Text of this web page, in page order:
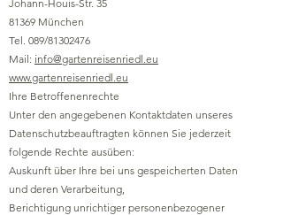
Johann-Houis-Str. 35
81369 München
Tel. 089/81302476
Mail: info@gartenreisenriedl.eu
www.gartenreisenriedl.eu
Ihre Betroffenenrechte
Unter den angegebenen Kontaktdaten unseres
Datenschutzbeauftragten können Sie jederzeit
folgende Rechte ausüben:
Auskunft über Ihre bei uns gespeicherten Daten
und deren Verarbeitung,
Berichtigung unrichtiger personenbezogener